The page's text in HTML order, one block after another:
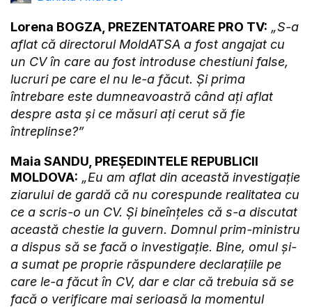
Lorena BOGZA, PREZENTATOARE PRO TV: „S-a
aflat că directorul MoldATSA a fost angajat cu
un CV în care au fost introduse chestiuni false,
lucruri pe care el nu le-a făcut. Și prima
întrebare este dumneavoastră când ați aflat
despre asta și ce măsuri ați cerut să fie
întreplinse?”
Maia SANDU, PREȘEDINTELE REPUBLICII
MOLDOVA: „Eu am aflat din această investigație
ziarului de gardă că nu corespunde realitatea cu
ce a scris-o un CV. Și bineînțeles că s-a discutat
această chestie la guvern. Domnul prim-ministru
a dispus să se facă o investigație. Bine, omul și-
a sumat pe proprie răspundere declarațiile pe
care le-a făcut în CV, dar e clar că trebuia să se
facă o verificare mai serioasă la momentul